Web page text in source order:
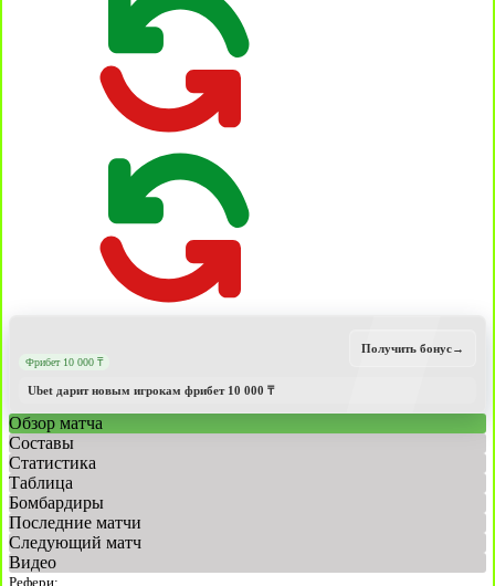
Фрибет 10 000 ₸
Ubet дарит новым игрокам фрибет 10 000 ₸
Получить бонус→
Обзор матча
Составы
Статистика
Таблица
Бомбардиры
Последние матчи
Следующий матч
Видео
Рефери: